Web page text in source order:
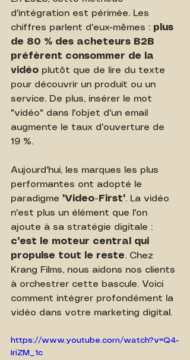
d'intégration est périmée. Les
chiffres parlent d'eux-mêmes : plus
de 80 % des acheteurs B2B
préfèrent consommer de la
vidéo plutôt que de lire du texte
pour découvrir un produit ou un
service. De plus, insérer le mot
"vidéo" dans l'objet d'un email
augmente le taux d'ouverture de
19 %.
Aujourd'hui, les marques les plus
performantes ont adopté le
paradigme "Video-First". La vidéo
n'est plus un élément que l'on
ajoute à sa stratégie digitale :
c'est le moteur central qui
propulse tout le reste. Chez
Krang Films, nous aidons nos clients
à orchestrer cette bascule. Voici
comment intégrer profondément la
vidéo dans votre marketing digital.
https://www.youtube.com/watch?v=Q4-
IriZM_1c